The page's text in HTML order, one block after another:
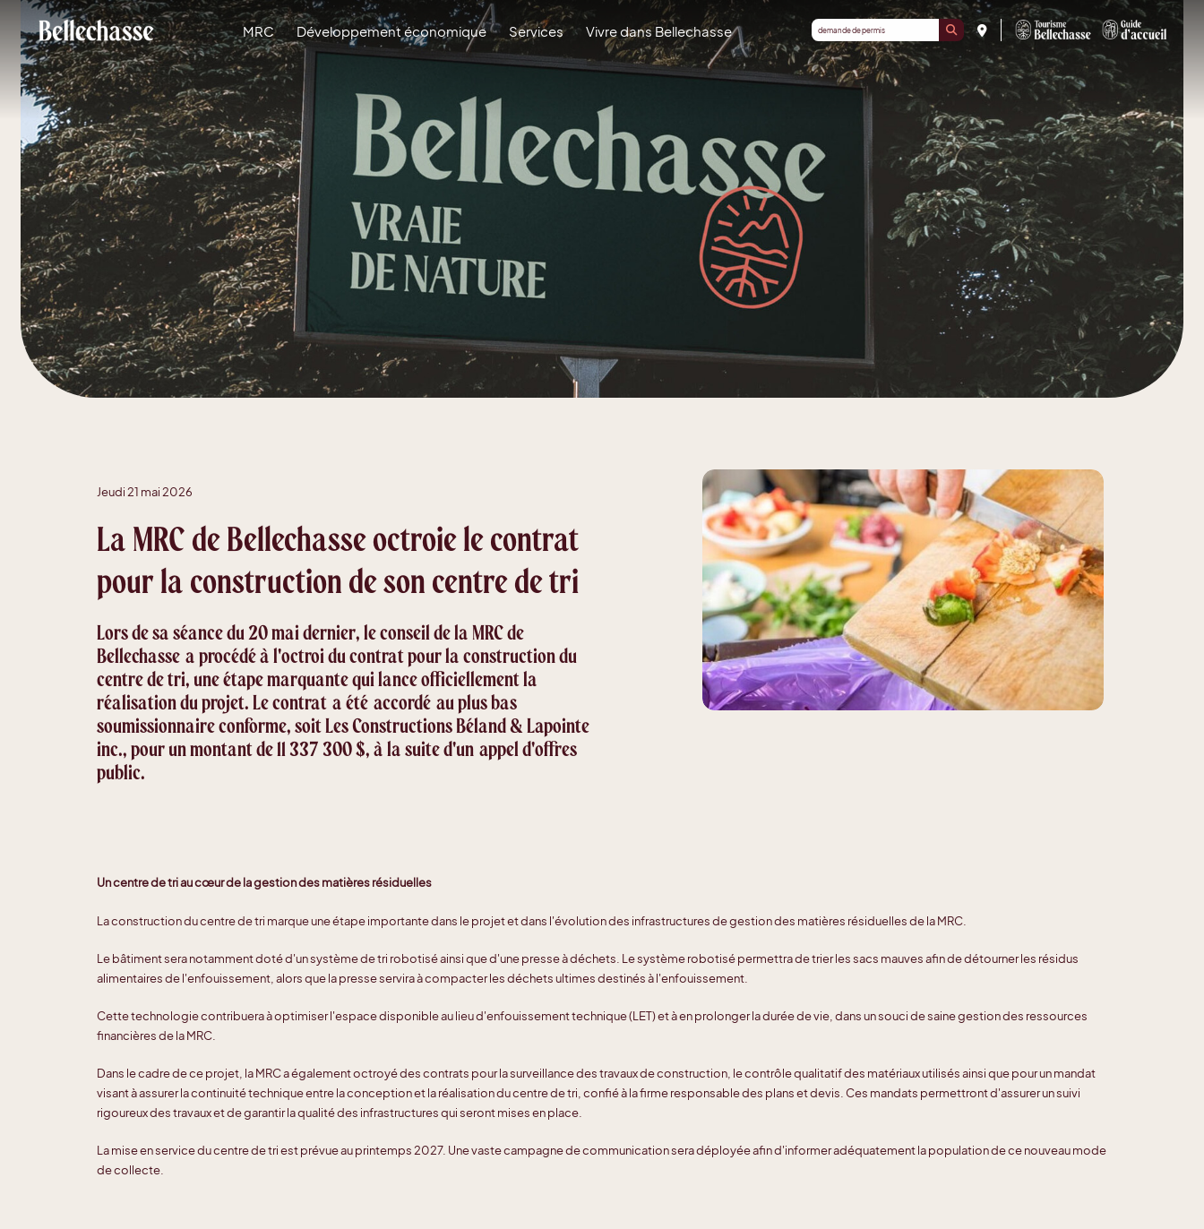
MRC Développement économique Services Vivre dans Bellechasse
Jeudi 21 mai 2026
La MRC de Bellechasse octroie le contrat
pour la construction de son centre de tri
Lors de sa séance du 20 mai dernier, le conseil de la MRC de
Bellechasse a procédé à l'octroi du contrat pour la construction du
centre de tri, une étape marquante qui lance officiellement la
réalisation du projet. Le contrat a été accordé au plus bas
soumissionnaire conforme, soit Les Constructions Béland & Lapointe
inc., pour un montant de 11 337 300 $, à la suite d'un appel d'offres
public.
Un centre de tri au cœur de la gestion des matières résiduelles
La construction du centre de tri marque une étape importante dans le projet et dans l'évolution des infrastructures de gestion des matières résiduelles de la MRC.
Le bâtiment sera notamment doté d'un système de tri robotisé ainsi que d'une presse à déchets. Le système robotisé permettra de trier les sacs mauves afin de détourner les résidus
alimentaires de l'enfouissement, alors que la presse servira à compacter les déchets ultimes destinés à l'enfouissement.
Cette technologie contribuera à optimiser l'espace disponible au lieu d'enfouissement technique (LET) et à en prolonger la durée de vie, dans un souci de saine gestion des ressources
financières de la MRC.
Dans le cadre de ce projet, la MRC a également octroyé des contrats pour la surveillance des travaux de construction, le contrôle qualitatif des matériaux utilisés ainsi que pour un mandat
visant à assurer la continuité technique entre la conception et la réalisation du centre de tri, confié à la firme responsable des plans et devis. Ces mandats permettront d'assurer un suivi
rigoureux des travaux et de garantir la qualité des infrastructures qui seront mises en place.
La mise en service du centre de tri est prévue au printemps 2027. Une vaste campagne de communication sera déployée afin d'informer adéquatement la population de ce nouveau mode
de collecte.